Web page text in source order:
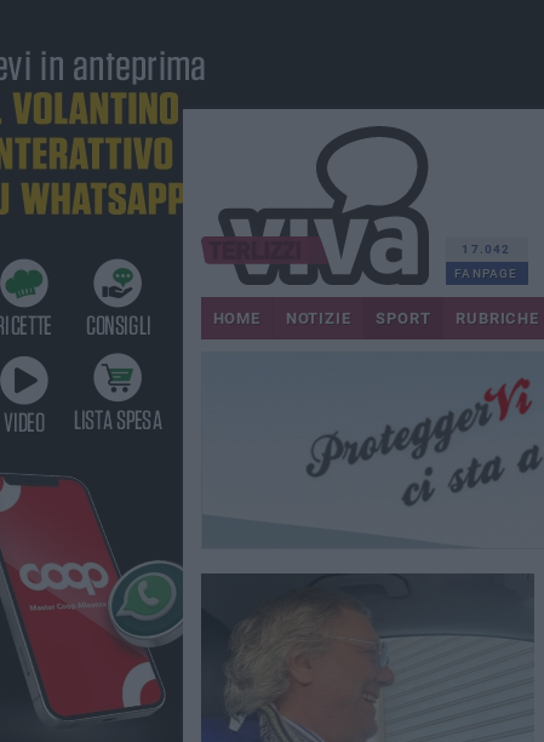
17.042
FANPAGE
HOME NOTIZIE SPORT RUBRICHE